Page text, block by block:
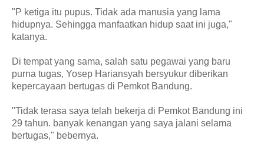
"P ketiga itu pupus. Tidak ada manusia yang lama
hidupnya. Sehingga manfaatkan hidup saat ini juga,"
katanya.
Di tempat yang sama, salah satu pegawai yang baru
purna tugas, Yosep Hariansyah bersyukur diberikan
kepercayaan bertugas di Pemkot Bandung.
"Tidak terasa saya telah bekerja di Pemkot Bandung ini
29 tahun. banyak kenangan yang saya jalani selama
bertugas," bebernya.